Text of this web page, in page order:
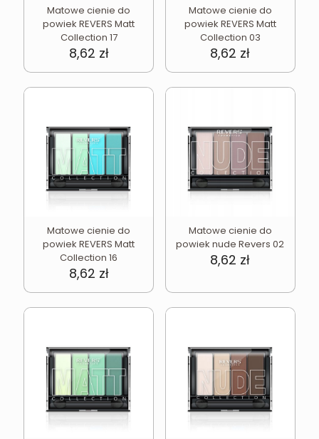
Matowe cienie do
powiek REVERS Matt
Collection 17
8,62 zł
Matowe cienie do
powiek REVERS Matt
Collection 03
8,62 zł
Matowe cienie do
powiek REVERS Matt
Collection 16
8,62 zł
Matowe cienie do
powiek nude Revers 02
8,62 zł